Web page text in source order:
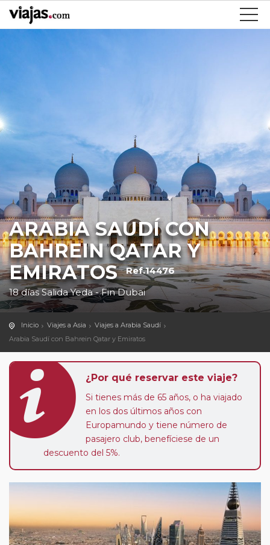
ARABIA SAUDÍ CON
BAHREIN QATAR Y
EMIRATOS Ref.14476
18 días Salida Yeda - Fin Dubai
Inicio Viajes a Asia
Viajes a Arabia Saudí
Arabia Saudí con Bahrein Qatar y Emiratos
¿Por qué reservar este viaje?
Si tienes más de 65 años, o ha viajado
en los dos últimos años con
Europamundo y tiene número de
pasajero club, benefíciese de un
descuento del 5%.